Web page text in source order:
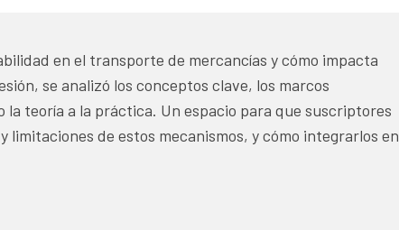
en el transporte de mercancías y cómo impacta
se analizó los conceptos clave, los marcos
teoría a la práctica. Un espacio para que suscriptores
de estos mecanismos, y cómo integrarlos en